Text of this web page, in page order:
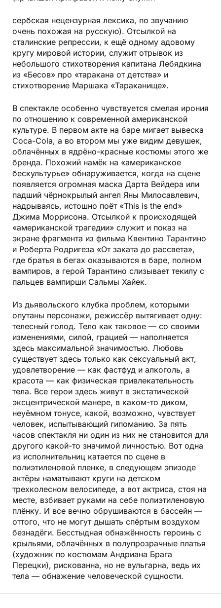
сербская нецензурная лексика, по звучанию
очень похожая на русскую). Отсылкой на
сталинские репрессии, к ещё одному адовому
кругу мировой истории, служит отрывок из
небольшого стихотворения капитана Лебядкина
из «Бесов» про «таракана от детства» и
стихотворение Маршака «Тараканище».
В спектакле особенно чувствуется смелая ирония
по отношению к современной американской
культуре. В первом акте на баре мигает вывеска
Coca-Cola, а во втором мы уже видим девушек,
облачённых в ядрёно-красные костюмы этого же
бренда. Похожий намёк на «американское
бескультурье» обнаруживается, когда на сцене
появляется огромная маска Дарта Вейдера или
падший чёрнокрылый ангел Яны Милосавлевич,
надрываясь, истошно поёт «This is the end»
Джима Моррисона. Отсылкой к происходящей
«американской трагедии» служит и показ на
экране фрагмента из фильма Квентино Тарантино
и Роберта Родригеза «От заката до рассвета»,
где братья в бегах оказываются в баре, полном
вампиров, а герой Тарантино слизывает текилу с
пальцев вампирши Сальмы Хайек.
Из дьявольского клубка проблем, которыми
опутаны персонажи, режиссёр вытягивает одну:
телесный голод. Тело как таковое — со своими
изменениями, силой, грацией — наполняется
здесь максимальной значимостью. Любовь
существует здесь только как сексуальный акт,
удовлетворение — как фастфуд и алкоголь, а
красота — как физическая привлекательность
тела. Все герои здесь живут в экстатической
эксцентрической манере, в каком-то диком,
неуёмном тонусе, какой, возможно, чувствует
человек, испытывающий гипоманию. За пять
часов спектакля ни один из них не становится для
другого какой-то значимой личностью. Вот одна
из исполнительниц катается по сцене в
полиэтиленовой пленке, в следующем эпизоде
актёры наматывают круги на детском
трехколесном велосипеде, а вот актриса, стоя на
месте, взбивает руками на себе полиэтиленовую
плёнку. И все вечно обрушиваются в бассейн —
оттого, что не могут дышать спёртым воздухом
безнадёги. Бесстыдная обнажённость героинь с
крыльями, облачённых в полупрозрачные платья
(художник по костюмам Андриана Брага
Перецки), рискованна, но не вульгарна, ведь их
тела — обнажение человеческой сущности.